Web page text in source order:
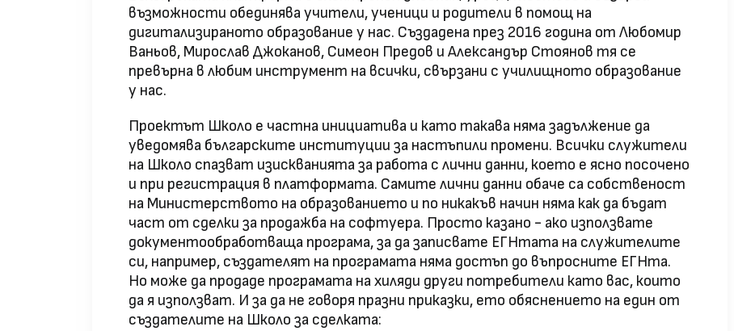
възможности обединява учители, ученици и родители в помощ на
дигитализираното образование у нас. Създадена през 2016 година от Любомир
Ваньов, Мирослав Джоканов, Симеон Предов и Александър Стоянов тя се
превърна в любим инструмент на всички, свързани с училищното образование
у нас.
Проектът Школо е частна инициатива и като такава няма задължение да
уведомява българските институции за настъпили промени. Всички служители
на Школо спазват изискванията за работа с лични данни, което е ясно посочено
и при регистрация в платформата. Самите лични данни обаче са собственост
на Министерството на образованието и по никакъв начин няма как да бъдат
част от сделки за продажба на софтуера. Просто казано - ако използвате
документообработваща програма, за да записвате ЕГНтата на служителите
си, например, създателят на програмата няма достъп до въпросните ЕГНта.
Но може да продаде програмата на хиляди други потребители като вас, които
да я използват. И за да не говоря празни приказки, ето обяснението на един от
създателите на Школо за сделката: